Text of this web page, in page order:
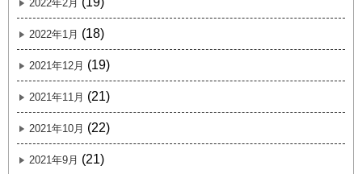
2022年2月
2022年1月 (18)
2021年12月 (19)
2021年11月 (21)
2021年10月 (22)
2021年9月 (21)